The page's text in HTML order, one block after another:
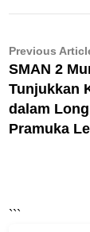
Navigasi
pos
Previous
SMAN 2
Tunjukkan
dalam
Pramuka
```